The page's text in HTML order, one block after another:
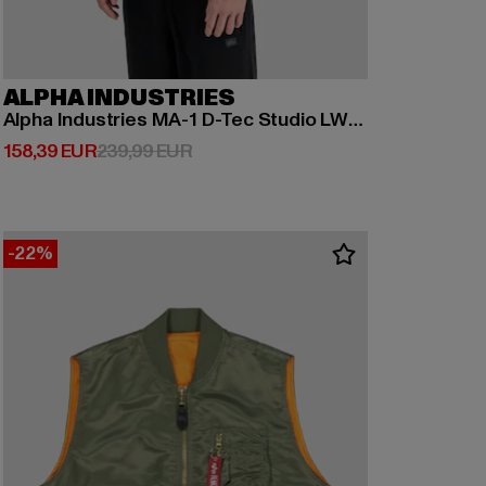
ALPHA INDUSTRIES
Alpha Industries MA-1 D-Tec Studio LW Bomberjacken
158,39 EUR
Derzeitiger Preis: 158,39 EUR
239,99 EURAktionspreis: 239,99 EUR
-22%